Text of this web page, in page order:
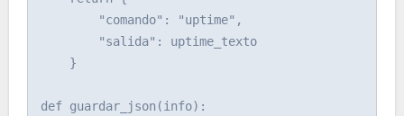
def guardar_json(info):